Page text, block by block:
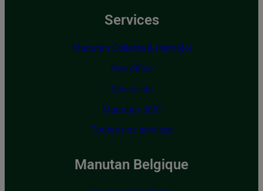
Services
Manutan Collecte & réemploi
Flex office
Savins’ide
Manutan 360°
Toutes nos services
Manutan Belgique